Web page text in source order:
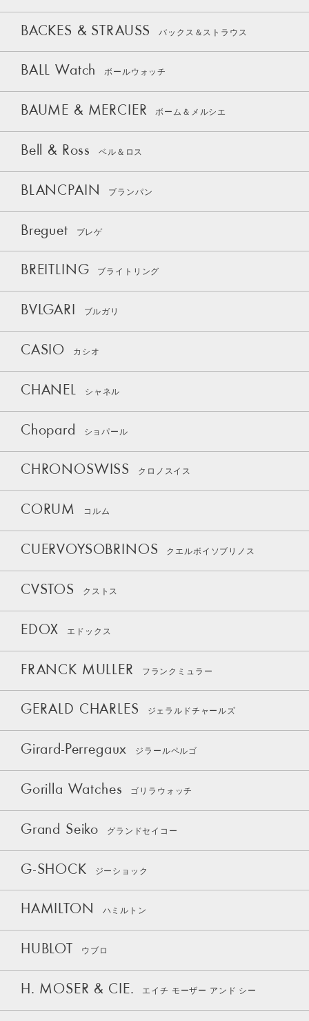
BACKES & STRAUSS バックス＆ストラウス
BALL Watch ボールウォッチ
BAUME & MERCIER ボーム＆メルシエ
Bell & Ross ベル＆ロス
BLANCPAIN ブランパン
Breguet ブレゲ
BREITLING ブライトリング
BVLGARI ブルガリ
CASIO カシオ
CHANEL シャネル
Chopard ショパール
CHRONOSWISS クロノスイス
CORUM コルム
CUERVOYSOBRINOS クエルボイソブリノス
CVSTOS クストス
EDOX エドックス
FRANCK MULLER フランクミュラー
GERALD CHARLES ジェラルドチャールズ
Girard-Perregaux ジラールペルゴ
Gorilla Watches ゴリラウォッチ
Grand Seiko グランドセイコー
G-SHOCK ジーショック
HAMILTON ハミルトン
HUBLOT ウブロ
H. MOSER & CIE. エイチ モーザー アンド シー